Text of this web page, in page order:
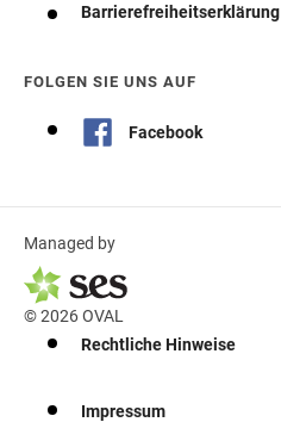
Barrierefreiheitserklärung
FOLGEN SIE UNS AUF
Facebook
Managed by
© 2026 OVAL
Rechtliche Hinweise
Impressum